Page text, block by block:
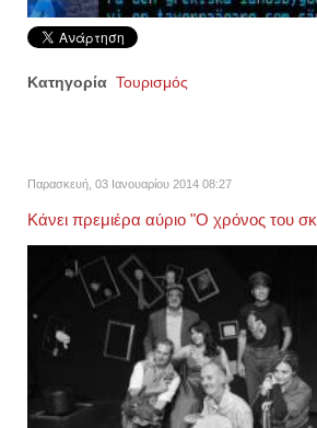
Κατηγορία Τουρισμός
Παρασκευή, 03 Ιανουαρίου 2014 08:27
Κάνει πρεμιέρα αύριο "Ο χρόνος του